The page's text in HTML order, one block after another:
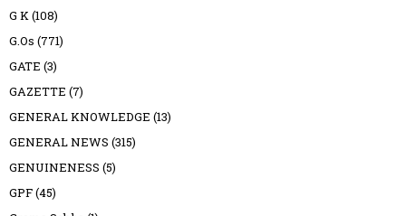
G K(108)
G.Os (771)
GATE (3)
GAZETTE (7)
GENERAL KNOWLEDGE (13)
GENERAL NEWS (315)
GENUINENESS (5)
GPF(45)